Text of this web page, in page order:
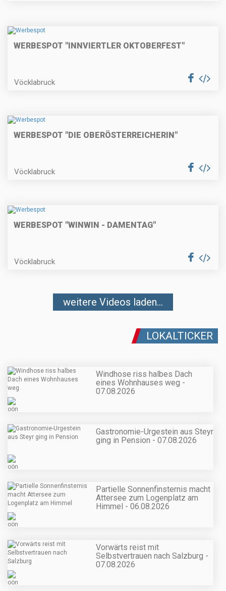
WERBESPOT "INNVIERTLER OKTOBERFEST"
Vöcklabruck
WERBESPOT "DIE OBERÖSTERREICHERIN"
Vöcklabruck
WERBESPOT "WINWIN - DAMENTAG"
Vöcklabruck
weitere Videos laden...
LOKALTICKER
Windhose riss halbes Dach
eines Wohnhauses weg -
07.08.2026
Gastronomie-Urgestein aus Steyr
ging in Pension - 07.08.2026
Partielle Sonnenfinsternis macht
Attersee zum Logenplatz am
Himmel - 06.08.2026
Vorwärts reist mit
Selbstvertrauen nach Salzburg -
07.08.2026